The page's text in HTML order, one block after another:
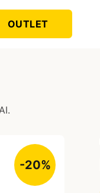
OUTLET
-20%